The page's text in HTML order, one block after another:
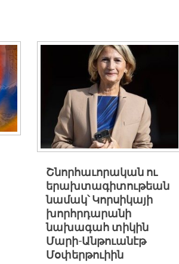
Շնորհաւորական ու
երախտագիտութեան
նամակ՝ Կորսիկայի
խորհրդարանի
նախագահ տիկին
Մարի-Անթուանէթ
Մօփերթուիին